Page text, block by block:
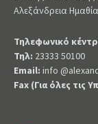
Αλεξάνδρεια
Τηλεφωνικό
Τηλ: 23333 50100
Email: info
Fax (Για όλες τις